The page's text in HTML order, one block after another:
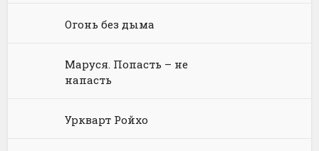
Огонь без дыма
Маруся. Попасть – не
напасть
Уркварт Ройхо